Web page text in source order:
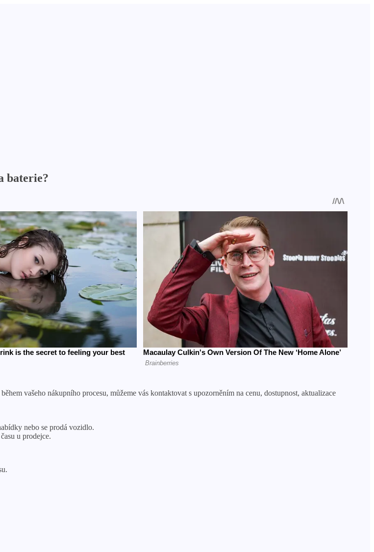
baterie?
vašeho nákupního procesu, můžeme vás kontaktovat s upozorněním na cenu, dostupnost, aktualizace
nebo se prodá vozidlo.
u prodejce.